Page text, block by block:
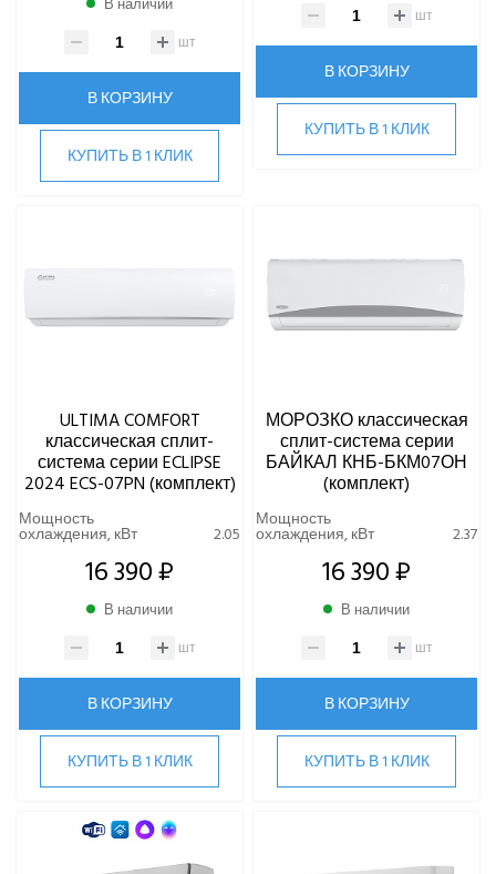
В наличии
шт
В КОРЗИНУ
КУПИТЬ В 1 КЛИК
шт
В КОРЗИНУ
КУПИТЬ В 1 КЛИК
ULTIMA COMFORT
классическая сплит-
система серии ECLIPSE
2024 ECS-07PN (комплект)
Мощность
охлаждения, кВт 2.05
16 390 ₽
В наличии
шт
В КОРЗИНУ
КУПИТЬ В 1 КЛИК
МОРОЗКО классическая
сплит-система серии
БАЙКАЛ КНБ-БКМ07ОН
(комплект)
Мощность
охлаждения, кВт 2.37
16 390 ₽
В наличии
шт
В КОРЗИНУ
КУПИТЬ В 1 КЛИК